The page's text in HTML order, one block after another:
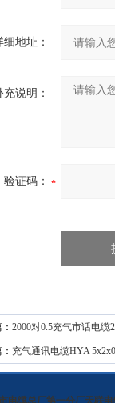
细地址：
充说明：
验证码：
2000对0.5充气市话电缆
充气通讯电缆HYA
电缆总厂第一分厂天联电